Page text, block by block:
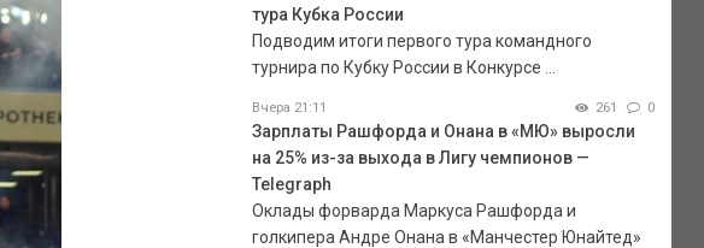
тура Кубка России
Подводим итоги первого тура командного
турнира по Кубку России в Конкурсе ...
Вчера 21:11 261 0
Зарплаты Рашфорда и Онана в «МЮ» выросли
на 25% из-за выхода в Лигу чемпионов —
Telegraph
Оклады форварда Маркуса Рашфорда и
голкипера Андре Онана в «Манчестер Юнайтед»